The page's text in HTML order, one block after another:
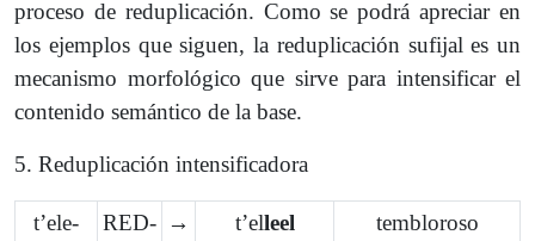
proceso de reduplicación. Como se podrá apreciar en
los ejemplos que siguen, la reduplicación sufijal es un
mecanismo morfológico que sirve para intensificar el
contenido semántico de la base.
5. Reduplicación intensificadora
tʼele-
RED- → tʼelleel tembloroso